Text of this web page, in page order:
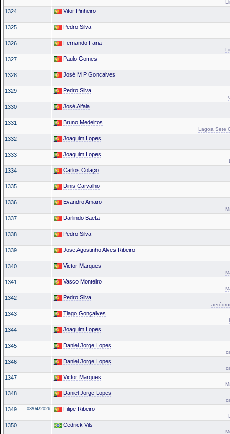
1324 Vitor Pinheiro
1325 Pedro Silva
1326 Fernando Faria
1327 Paulo Gomes
1328 José M P Gonçalves
1329 Pedro Silva
1330 José Alfaia
1331 Bruno Medeiros
Lagoa Sete
1332 Joaquim Lopes
1333 Joaquim Lopes
1334 Carlos Colaço
1335 Dinis Carvalho
1336 Evandro Amaro
1337 Darlindo Baeta
1338 Pedro Silva
1339 Jose Agostinho Alves Ribeiro
1340 Victor Marques
1341 Vasco Monteiro
1342 Pedro Silva
1343 Tiago Gonçalves
1344 Joaquim Lopes
1345 Daniel Jorge Lopes
1346 Daniel Jorge Lopes
1347 Victor Marques
1348 Daniel Jorge Lopes
1349 03/04/2026 Filipe Ribeiro
1350 Cedrick Vils